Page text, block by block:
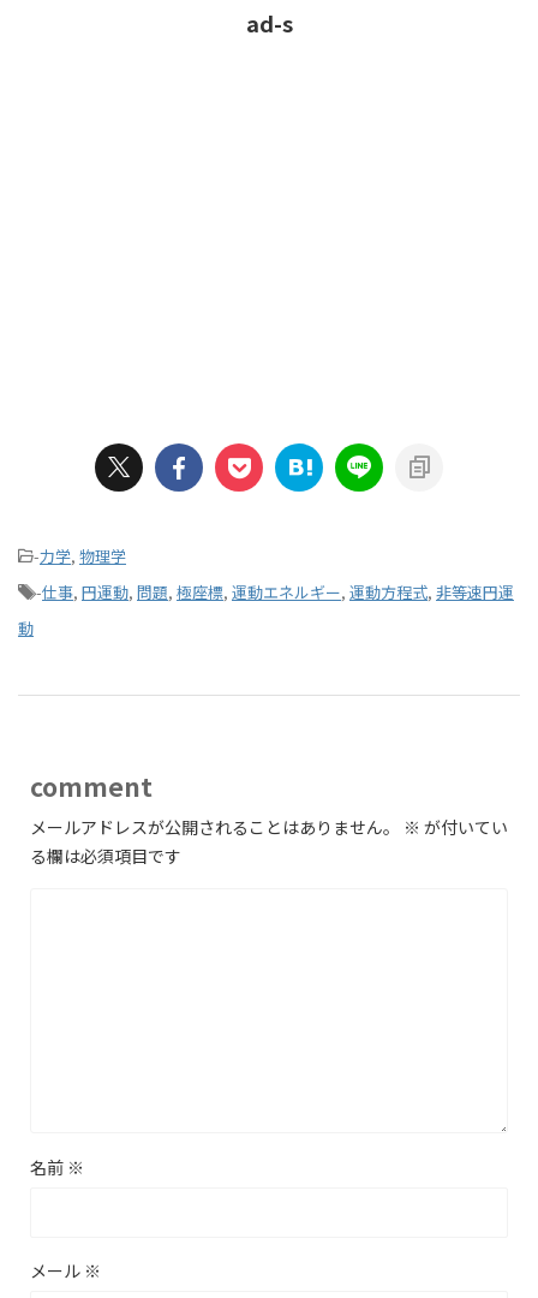
ad-s
-力学, 物理学
-仕事, 円運動, 問題, 極座標, 運動エネルギー, 運動方程式, 非等速円運
動
comment
メールアドレスが公開されることはありません。 ※ が付いてい
る欄は必須項目です
名前 ※
メール ※